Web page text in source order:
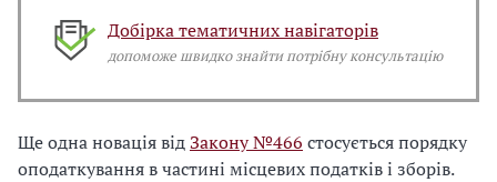
Добірка тематичних навігаторів
допоможе швидко знайти потрібну консультацію
Ще одна новація відЗакону №466 стосується порядку
оподаткування в частині місцевих податків і зборів.